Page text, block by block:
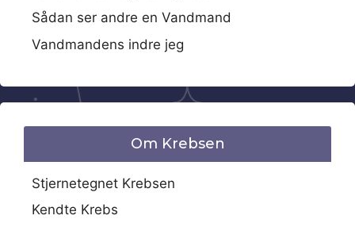
Sådan ser andre en Vandmand
Vandmandens indre jeg
Om Krebsen
Stjernetegnet Krebsen
Kendte Krebs